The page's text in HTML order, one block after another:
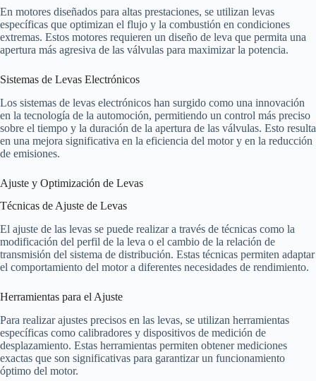
En motores diseñados para altas prestaciones, se utilizan levas
específicas que optimizan el flujo y la combustión en condiciones
extremas. Estos motores requieren un diseño de leva que permita una
apertura más agresiva de las válvulas para maximizar la potencia.
Sistemas de Levas Electrónicos
Los sistemas de levas electrónicos han surgido como una innovación
en la tecnología de la automoción, permitiendo un control más preciso
sobre el tiempo y la duración de la apertura de las válvulas. Esto resulta
en una mejora significativa en la eficiencia del motor y en la reducción
de emisiones.
Ajuste y Optimización de Levas
Técnicas de Ajuste de Levas
El ajuste de las levas se puede realizar a través de técnicas como la
modificación del perfil de la leva o el cambio de la relación de
transmisión del sistema de distribución. Estas técnicas permiten adaptar
el comportamiento del motor a diferentes necesidades de rendimiento.
Herramientas para el Ajuste
Para realizar ajustes precisos en las levas, se utilizan herramientas
específicas como calibradores y dispositivos de medición de
desplazamiento. Estas herramientas permiten obtener mediciones
exactas que son significativas para garantizar un funcionamiento
óptimo del motor.